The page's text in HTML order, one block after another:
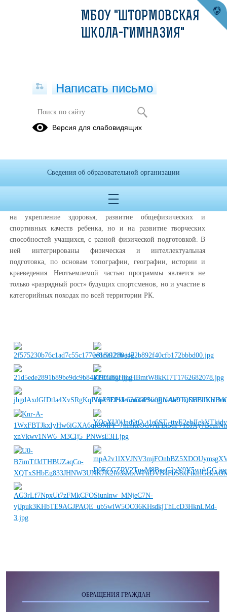
Спортивный туризм
На базе МБОУ "Штормовская школа-гимназия" проходят занятия
внеурочной деятельности "Спортивный туризм".
заключается в том, что она направлена не только
на укрепление здоровья, развитие общефизических и
спортивных качеств ребенка, но и на развитие творческих
способностей учащихся, с разной физической подготовкой. В
ней интегрированы физическая и интеллектуальная
подготовка, по основам топографии, географии, истории и
краеведения. Неотъемлемой частью программы является не
только «разрядный рост» будущих спортсменов, но и участие в
категорийных походах по всей территории РК.
ОБРАЩЕНИЯ ГРАЖДАН
МБОУ "ШТОРМОВСКАЯ
ШКОЛА-ГИМНАЗИЯ"
Написать письмо
Версия для слабовидящих
Сведения об образовательной организации